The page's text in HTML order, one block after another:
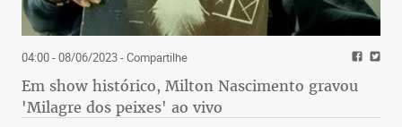
04:00 - 08/06/2023- Compartilhe
Em show histórico, Milton Nascimento gravou
'Milagre dos peixes' ao vivo